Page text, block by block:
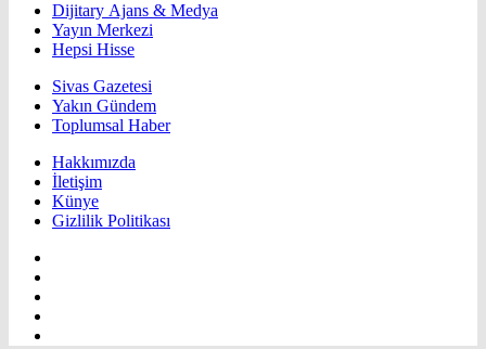
Dijitary Ajans & Medya
Yayın Merkezi
Hepsi Hisse
Sivas Gazetesi
Yakın Gündem
Toplumsal Haber
Hakkımızda
İletişim
Künye
Gizlilik Politikası